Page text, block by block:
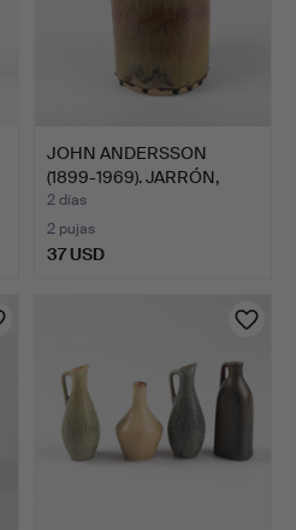
JOHN ANDERSSON
(1899-1969). JARRÓN,
esmalt…
2 días
2 pujas
37 USD